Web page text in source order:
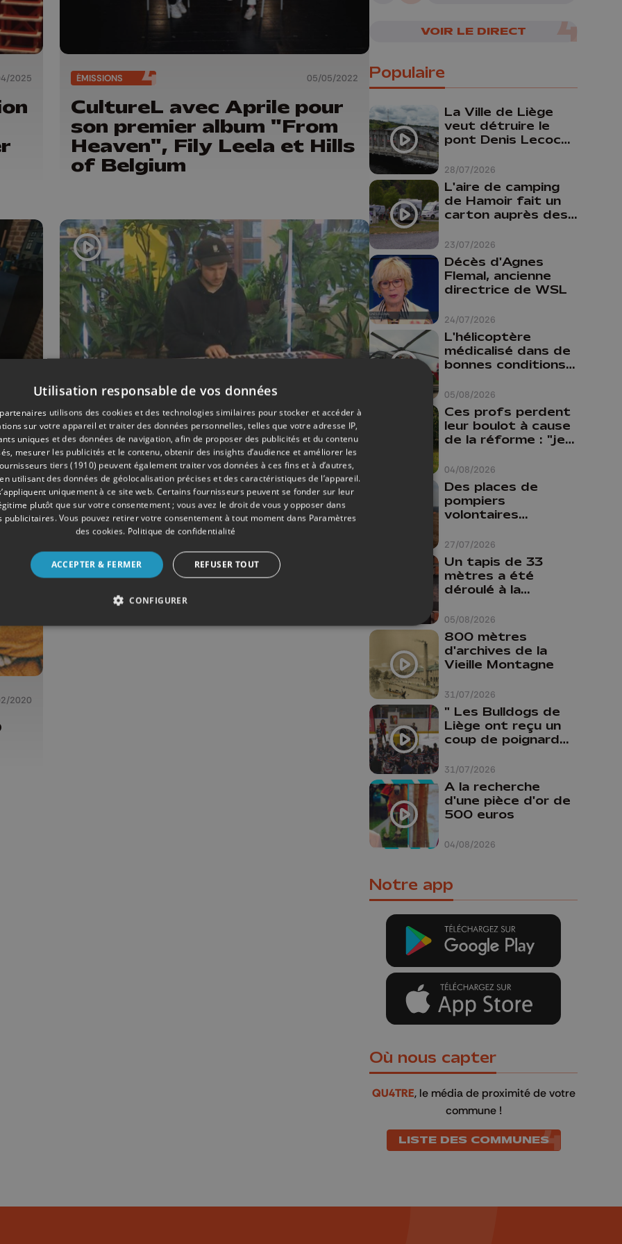
2025 ÉMISSIONS 05/05/2022
CultureL avec Aprile pour
son premier album "From
Heaven", Fily Leela et Hills
of Belgium
ÉMISSIONS 15/11/2020
Ça part en live: Olvo et
Aprile
2020
VOIR LE DIRECT
Populaire
28/07/2026
La Ville de Liège
veut détruire le
pont Denis Lecocq
budget pour le
faire
23/07/2026
L'aire de camping
de Hamoir fait un
carton auprès des
24/07/2026
Décès d'Agnes
Flemal, ancienne
directrice de WSL
05/08/2026
L'hélicoptère
médicalisé dans de
bonnes conditions à
04/08/2026
Ces profs perdent
leur boulot à cause
de la réforme : "je
comme prof que
comme
pharmacienne"
27/07/2026
Des places de
pompiers
volontaires
province de Liège :
"Un citoyen qui
n'est formé ne
peut pas nous
aider"
05/08/2026
Un tapis de 33
mètres a été
déroulé à la
Liège
31/07/2026
800 mètres
d'archives de la
Vieille Montagne
31/07/2026
" Les Bulldogs de
Liège ont reçu un
coup de poignard
04/08/2026
A la recherche
d'une pièce d'or de
500 euros
Notre app
Où nous capter
QU4TRE, le média de proximité de votre
commune !
LISTE DES COMMUNES
Utilisation responsable de vos données
utilisons des cookies et des technologies similaires pour stocker et accéder à
sur votre appareil et traiter des données personnelles, telles que votre adresse IP,
uniques et des données de navigation, afin de proposer des publicités et du contenu
mesurer les publicités et le contenu, obtenir des insights d’audience et améliorer les
tiers (1910) peuvent également traiter vos données à ces fins et à d’autres,
utilisant des données de géolocalisation précises et des caractéristiques de l’appareil.
uniquement à ce site web. Certains fournisseurs peuvent se fonder sur leur
plutôt que sur votre consentement ; vous avez le droit de vous y opposer dans
publicitaires. Vous pouvez retirer votre consentement à tout moment dans Paramètres
des cookies. Politique de confidentialité
ACCEPTER & FERMER REFUSER TOUT
CONFIGURER